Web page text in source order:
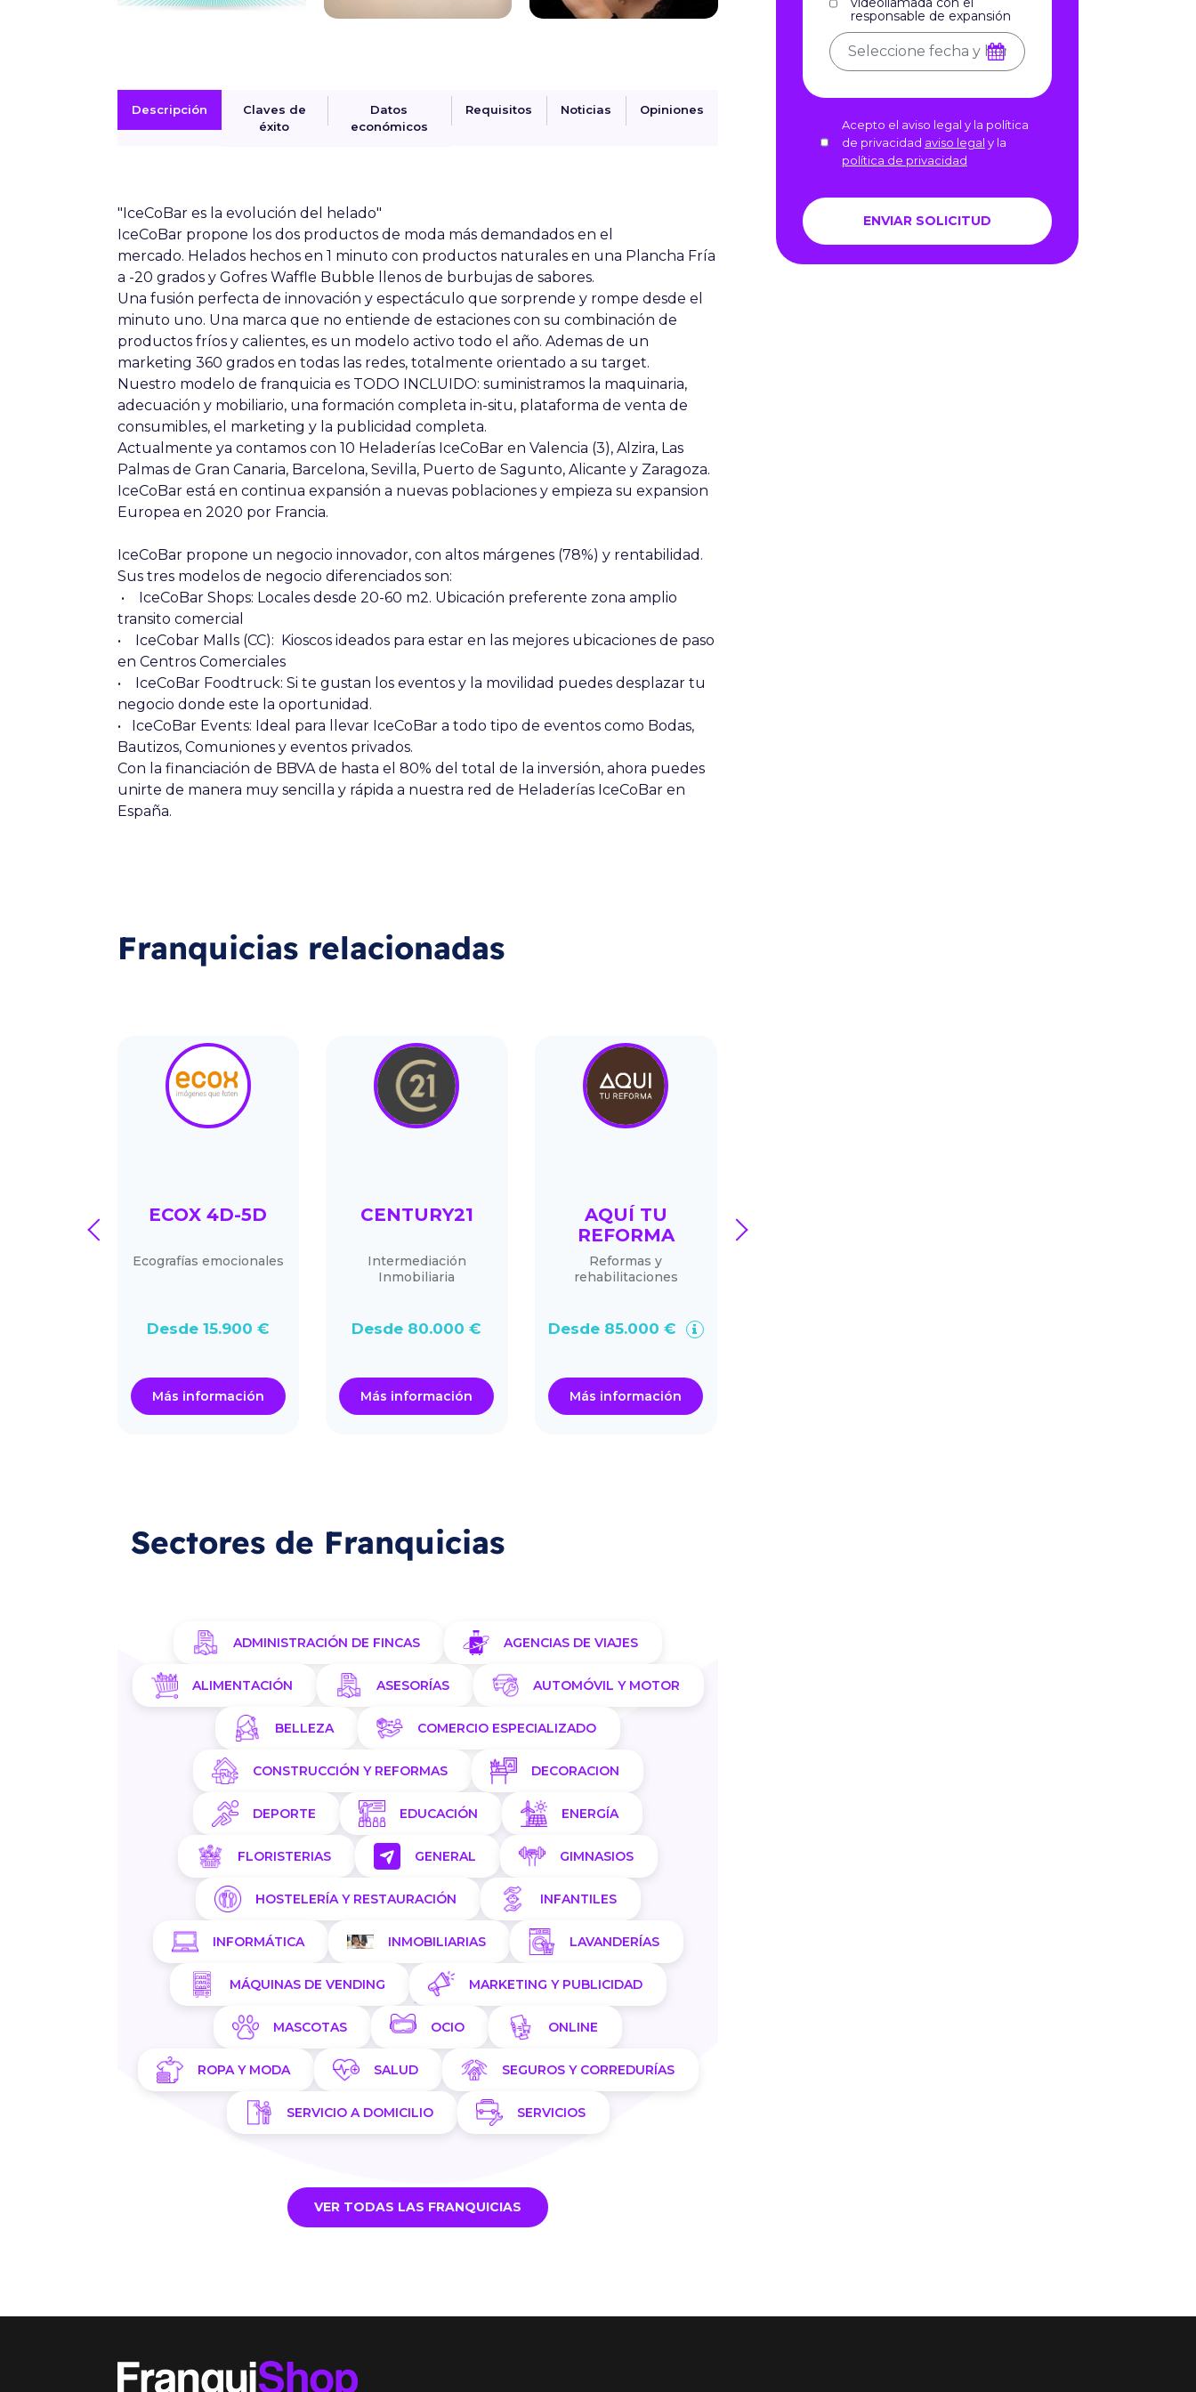
Descripción
Claves de
éxito
Datos
económicos
Requisitos Noticias Opiniones
"IceCoBar es la evolución del helado"
IceCoBar propone los dos productos de moda más demandados en el
mercado. Helados hechos en 1 minuto con productos naturales en una Plancha Fría
a -20 grados y Gofres Waffle Bubble llenos de burbujas de sabores.
Una fusión perfecta de innovación y espectáculo que sorprende y rompe desde el
minuto uno. Una marca que no entiende de estaciones con su combinación de
productos fríos y calientes, es un modelo activo todo el año. Ademas de un
marketing 360 grados en todas las redes, totalmente orientado a su target.
Nuestro modelo de franquicia es TODO INCLUIDO: suministramos la maquinaria,
adecuación y mobiliario, una formación completa in-situ, plataforma de venta de
consumibles, el marketing y la publicidad completa.
Actualmente ya contamos con 10 Heladerías IceCoBar en Valencia (3), Alzira, Las
Palmas de Gran Canaria, Barcelona, Sevilla, Puerto de Sagunto, Alicante y Zaragoza.
IceCoBar está en continua expansión a nuevas poblaciones y empieza su expansion
Europea en 2020 por Francia.
IceCoBar propone un negocio innovador, con altos márgenes (78%) y rentabilidad.
Sus tres modelos de negocio diferenciados son:
• IceCoBar Shops: Locales desde 20-60 m2. Ubicación preferente zona amplio
transito comercial
• IceCobar Malls (CC): Kioscos ideados para estar en las mejores ubicaciones de paso
en Centros Comerciales
• IceCoBar Foodtruck: Si te gustan los eventos y la movilidad puedes desplazar tu
negocio donde este la oportunidad.
• IceCoBar Events: Ideal para llevar IceCoBar a todo tipo de eventos como Bodas,
Bautizos, Comuniones y eventos privados.
Con la financiación de BBVA de hasta el 80% del total de la inversión, ahora puedes
unirte de manera muy sencilla y rápida a nuestra red de Heladerías IceCoBar en
España.
Franquicias relacionadas
ECOX 4D-5D
Ecografías emocionales
Desde 15.900 €
Más información
CENTURY21
Intermediación
Inmobiliaria
Desde 80.000 €
Más información
AQUÍ TU
REFORMA
Reformas y
rehabilitaciones
Desde 85.000 €
Más información
prev next
Sectores de Franquicias
ADMINISTRACIÓN DE FINCAS AGENCIAS DE VIAJES
ALIMENTACIÓN ASESORÍAS AUTOMÓVIL Y MOTOR
BELLEZA COMERCIO ESPECIALIZADO
CONSTRUCCIÓN Y REFORMAS DECORACION
DEPORTE EDUCACIÓN ENERGÍA
FLORISTERIAS GENERAL GIMNASIOS
HOSTELERÍA Y RESTAURACIÓN INFANTILES
INFORMÁTICA INMOBILIARIAS LAVANDERÍAS
MÁQUINAS DE VENDING MARKETING Y PUBLICIDAD
MASCOTAS OCIO ONLINE
ROPA Y MODA SALUD SEGUROS Y CORREDURÍAS
SERVICIO A DOMICILIO SERVICIOS
VER TODAS LAS FRANQUICIAS
responsable de expansión
Acepto el aviso legal y la política
de privacidad aviso legal y la
política de privacidad